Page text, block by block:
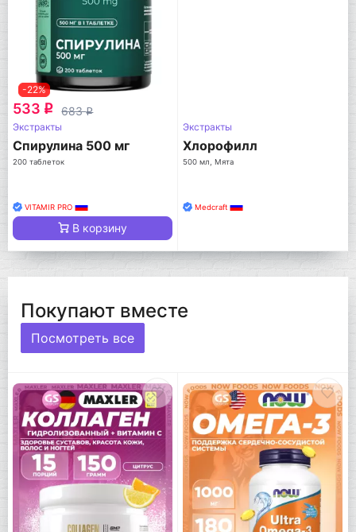
-22%
533 q 683q
Экстракты
Спирулина 500 мг
200 таблеток
VITAMIR PRO
В корзину
Экстракты
Хлорофилл
500 мл, Мята
Medcraft
Покупают вместе
Посмотреть все